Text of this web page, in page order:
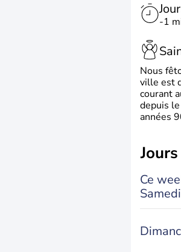
-1
Nous
ville est
courant
depuis
années
Ce